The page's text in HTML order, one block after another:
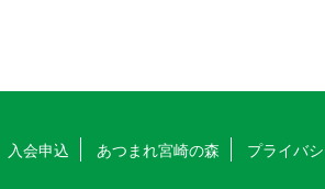
入会申込 あつまれ宮崎の森 プライバ